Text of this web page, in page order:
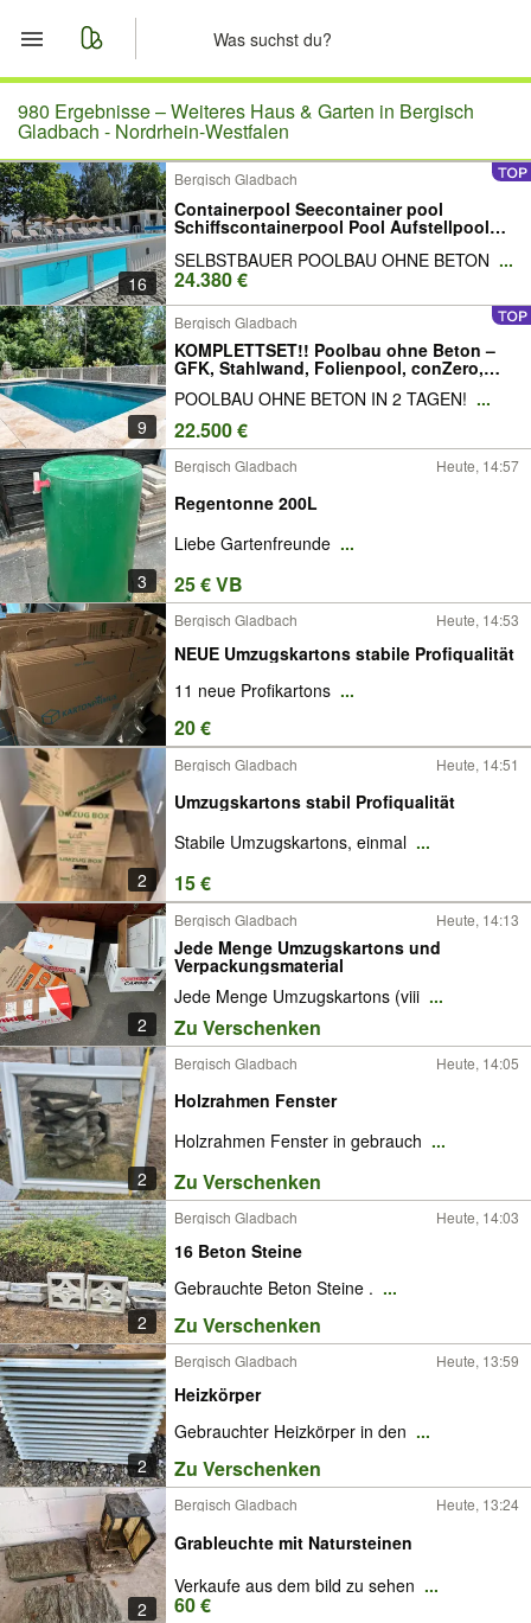
Start
Merkliste
Nachrichten
Anzeige aufgeben
980 Ergebnisse –Weiteres Haus & Garten in Bergisch
Gladbach - Nordrhein-Westfalen
16
Bergisch Gladbach
Containerpool Seecontainer pool
Schiffscontainerpool Pool Aufstellpool
GFK Pool Pool Poolbau speziell für
SELBSTBAUER Rechteckpool
Polypropylen Stahlwandpool
SELBSTBAUER POOLBAU OHNE BETON ...
24.380 €
9
Bergisch Gladbach
KOMPLETTSET!! Poolbau ohne Beton –
GFK, Stahlwand, Folienpool, conZero,
Polypropylen – Salzwasser & Chlor!
POOLBAU OHNE BETON IN 2 TAGEN! ...
22.500 €
3
Bergisch Gladbach Heute, 14:57
Regentonne 200L
Liebe Gartenfreunde ...
25 € VB
Bergisch Gladbach Heute, 14:53
NEUE Umzugskartons stabile Profiqualität
11 neue Profikartons ...
20 €
2
Bergisch Gladbach Heute, 14:51
Umzugskartons stabil Profiqualität
Stabile Umzugskartons, einmal ...
15 €
2
Bergisch Gladbach Heute, 14:13
Jede Menge Umzugskartons und
Verpackungsmaterial
Jede Menge Umzugskartons (viii ...
Zu Verschenken
2
Bergisch Gladbach Heute, 14:05
Holzrahmen Fenster
Holzrahmen Fenster in gebrauch ...
Zu Verschenken
2
Bergisch Gladbach Heute, 14:03
16 Beton Steine
Gebrauchte Beton Steine . ...
Zu Verschenken
2
Bergisch Gladbach Heute, 13:59
Heizkörper
Gebrauchter Heizkörper in den ...
Zu Verschenken
2
Bergisch Gladbach Heute, 13:24
Grableuchte mit Natursteinen
Verkaufe aus dem bild zu sehen ...
60 €